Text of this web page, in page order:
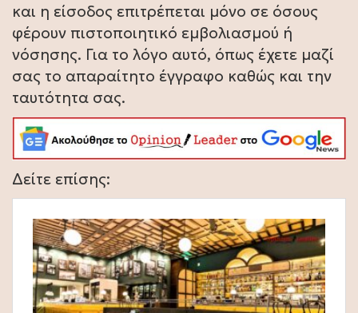
και η είσοδος επιτρέπεται μόνο σε όσους
φέρουν πιστοποιητικό εμβολιασμού ή
νόσησης. Για το λόγο αυτό, όπως έχετε μαζί
σας το απαραίτητο έγγραφο καθώς και την
ταυτότητα σας.
Δείτε επίσης: